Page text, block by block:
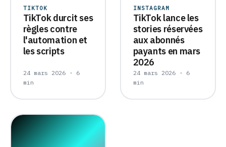
TIKTOK
TikTok durcit ses
règles contre
l'automation et
les scripts
24 mars 2026 · 6
min
INSTAGRAM
TikTok lance les
stories réservées
aux abonnés
payants en mars
2026
24 mars 2026 · 6
min